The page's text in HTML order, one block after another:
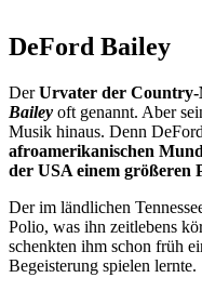
DeFord Bailey
DerUrvater der
Bailey oft genannt. Aber
Musik hinaus. Denn
afroamerikanischen
der USA einem
Der im ländlichen
Polio, was ihn zeitlebens
schenkten ihm schon früh
Begeisterung spielen lernte.